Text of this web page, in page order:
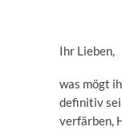
Ihr Lieben,
was mögt
definitiv
verfärben,